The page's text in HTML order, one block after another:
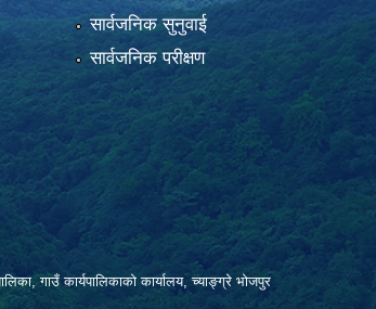
सार्वजनिक सुनुवाई
सार्वजनिक परीक्षण
गाउँ कार्यपालिकाको कार्यालय, च्याङ्ग्रे भोजपुर